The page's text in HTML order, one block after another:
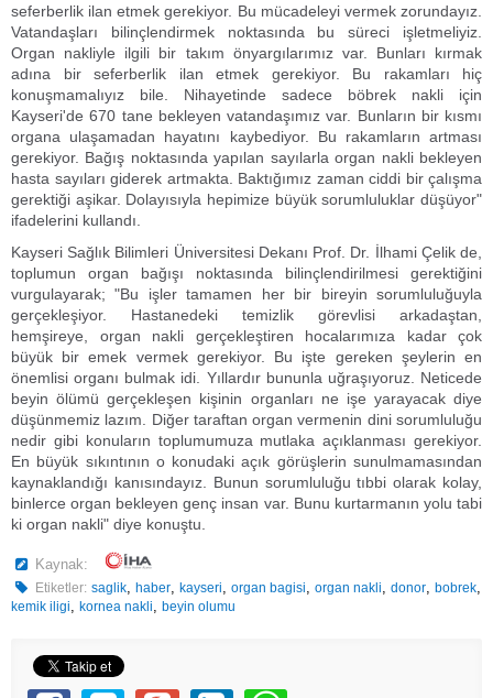
seferberlik ilan etmek gerekiyor. Bu mücadeleyi vermek zorundayız.
Vatandaşları bilinçlendirmek noktasında bu süreci işletmeliyiz.
Organ nakliyle ilgili bir takım önyargılarımız var. Bunları kırmak
adına bir seferberlik ilan etmek gerekiyor. Bu rakamları hiç
konuşmamalıyız bile. Nihayetinde sadece böbrek nakli için
Kayseri'de 670 tane bekleyen vatandaşımız var. Bunların bir kısmı
organa ulaşamadan hayatını kaybediyor. Bu rakamların artması
gerekiyor. Bağış noktasında yapılan sayılarla organ nakli bekleyen
hasta sayıları giderek artmakta. Baktığımız zaman ciddi bir çalışma
gerektiği aşikar. Dolayısıyla hepimize büyük sorumluluklar düşüyor"
ifadelerini kullandı.
Kayseri Sağlık Bilimleri Üniversitesi Dekanı Prof. Dr. İlhami Çelik de,
toplumun organ bağışı noktasında bilinçlendirilmesi gerektiğini
vurgulayarak; "Bu işler tamamen her bir bireyin sorumluluğuyla
gerçekleşiyor. Hastanedeki temizlik görevlisi arkadaştan,
hemşireye, organ nakli gerçekleştiren hocalarımıza kadar çok
büyük bir emek vermek gerekiyor. Bu işte gereken şeylerin en
önemlisi organı bulmak idi. Yıllardır bununla uğraşıyoruz. Neticede
beyin ölümü gerçekleşen kişinin organları ne işe yarayacak diye
düşünmemiz lazım. Diğer taraftan organ vermenin dini sorumluluğu
nedir gibi konuların toplumumuza mutlaka açıklanması gerekiyor.
En büyük sıkıntının o konudaki açık görüşlerin sunulmamasından
kaynaklandığı kanısındayız. Bunun sorumluluğu tıbbi olarak kolay,
binlerce organ bekleyen genç insan var. Bunu kurtarmanın yolu tabi
ki organ nakli" diye konuştu.
Kaynak:
Etiketler: saglik,haber,kayseri,organ bagisi,organ nakli,donor,bobrek,
kemik iligi, kornea nakli, beyin olumu